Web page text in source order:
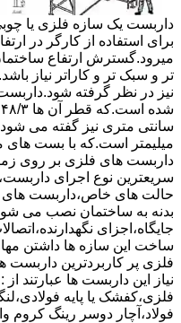
داربست یک سازه فلزی یا
میرود.گسترش ارتفاع
تر و سبک تر و کاراتر نیاز
نیز در نظر گرفته
میلیمتر است.که با بست های
داربست های فلزی بر روی
سریعترین نوع اجرای
حالت های خاص،داربست های
بدنه به ساختمان نصب می
جایگاه،اجزای
ساخت این سازه ها داشتن
فلزی پر کاربردترین داربست
نیاز این داربست ها عبارتند
فلزی،کفشک یا پایه
فولاد،آچار دوسر رینگ کروم